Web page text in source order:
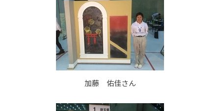
加藤 佑佳さん